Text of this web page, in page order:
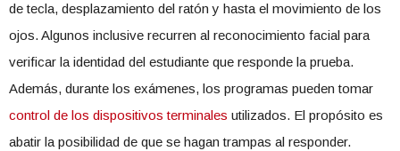
de tecla, desplazamiento del ratón y hasta el movimiento de los
ojos. Algunos inclusive recurren al reconocimiento facial para
verificar la identidad del estudiante que responde la prueba.
Además, durante los exámenes, los programas pueden tomar
control de los dispositivos terminales utilizados. El propósito es
abatir la posibilidad de que se hagan trampas al responder.